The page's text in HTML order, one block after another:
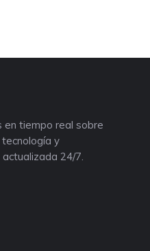
en tiempo real sobre
y
24/7.